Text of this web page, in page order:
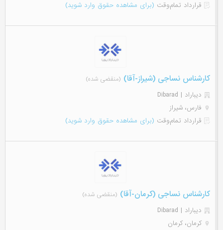
قرارداد تمام‌وقت (برای مشاهده حقوق وارد شوید)
کارشناس نساجی (شیراز-آقا) (منقضی شده)
دیباراد | Dibarad
فارس، شیراز
قرارداد تمام‌وقت (برای مشاهده حقوق وارد شوید)
کارشناس نساجی (کرمان-آقا) (منقضی شده)
دیباراد | Dibarad
کرمان، کرمان